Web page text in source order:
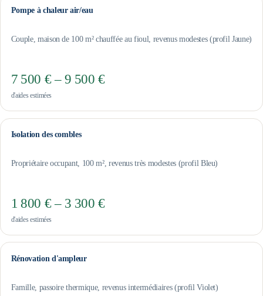
Pompe à chaleur air/eau
Couple, maison de 100 m² chauffée au fioul, revenus modestes (profil Jaune)
7 500 € – 9 500 €
d'aides estimées
Isolation des combles
Propriétaire occupant, 100 m², revenus très modestes (profil Bleu)
1 800 € – 3 300 €
d'aides estimées
Rénovation d'ampleur
Famille, passoire thermique, revenus intermédiaires (profil Violet)